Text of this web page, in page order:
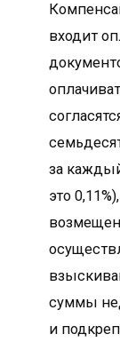
входит
за
это
суммы
и